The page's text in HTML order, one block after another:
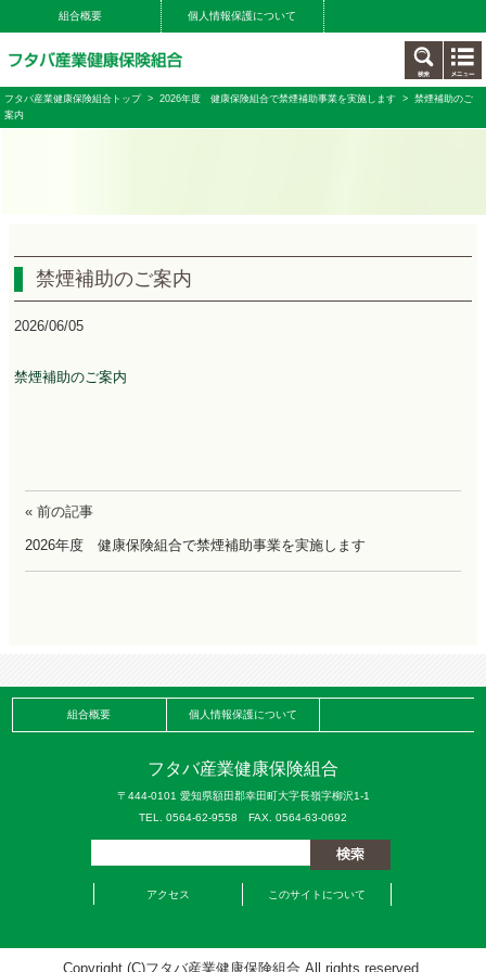
組合概要 個人情報保護について
フタバ産業健康保険組合トップ> 2026年度 健康保険組合で禁煙補助事業を実施します > 禁煙補助のご
案内
禁煙補助のご案内
2026/06/05
禁煙補助のご案内
« 前の記事
2026年度 健康保険組合で禁煙補助事業を実施します
組合概要 個人情報保護について
フタバ産業健康保険組合
〒444-0101 愛知県額田郡幸田町大字長嶺字柳沢1-1
TEL. 0564-62-9558 FAX. 0564-63-0692
アクセス このサイトについて
Copyright (C)フタバ産業健康保険組合 All rights reserved.